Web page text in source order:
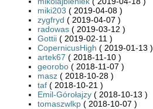
miki203 ( 2019-04-08 )
zygfryd ( 2019-04-07 )
radowas ( 2019-03-12 )
Gottii ( 2019-02-11 )
CopernicusHigh ( 2019-01-13 )
artek67 ( 2018-11-10 )
georobo ( 2018-11-07 )
masz ( 2018-10-28 )
taf ( 2018-10-21 )
Emil-Górołajzy ( 2018-10-13 )
tomaszwlkp ( 2018-10-07 )